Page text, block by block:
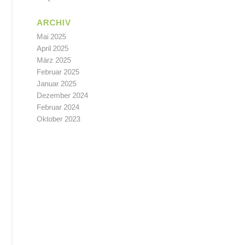
ARCHIV
Mai 2025
April 2025
März 2025
Februar 2025
Januar 2025
Dezember 2024
Februar 2024
Oktober 2023